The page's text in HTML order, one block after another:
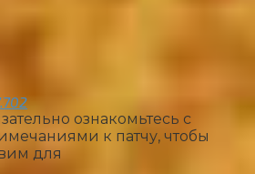
ознакомьтесь с
к патчу, чтобы
для